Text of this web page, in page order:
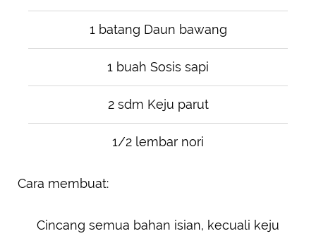
1 batang Daun bawang
1 buah Sosis sapi
2 sdm Keju parut
1/2 lembar nori
Cara membuat:
Cincang semua bahan isian, kecuali keju